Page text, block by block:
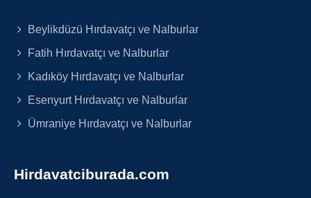
Beylikdüzü Hırdavatçı ve Nalburlar
Fatih Hırdavatçı ve Nalburlar
Kadıköy Hırdavatçı ve Nalburlar
Esenyurt Hırdavatçı ve Nalburlar
Ümraniye Hırdavatçı ve Nalburlar
Hirdavatciburada.com